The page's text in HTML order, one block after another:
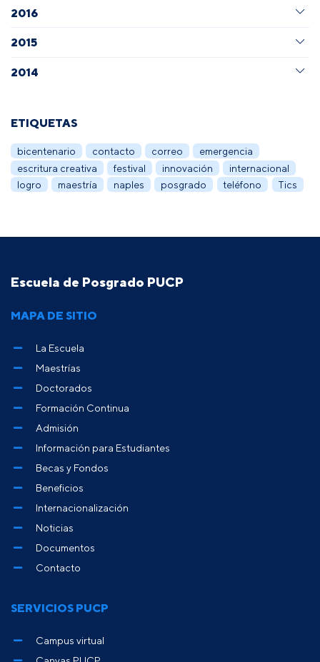
2016
2015
2014
ETIQUETAS
bicentenario contacto correo
emergencia
escritura creativa
festival innovación
internacional
logro
maestría naples posgrado teléfono Tics
Escuela de Posgrado PUCP
MAPA DE SITIO
La Escuela
Maestrías
Doctorados
Formación Continua
Admisión
Información para Estudiantes
Becas y Fondos
Beneficios
Internacionalización
Noticias
Documentos
Contacto
SERVICIOS PUCP
Campus virtual